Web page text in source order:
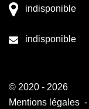
indisponible
indisponible
© 2020 - 2026
Mentions légales -